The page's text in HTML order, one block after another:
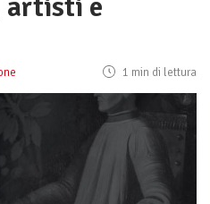
1 min di lettura